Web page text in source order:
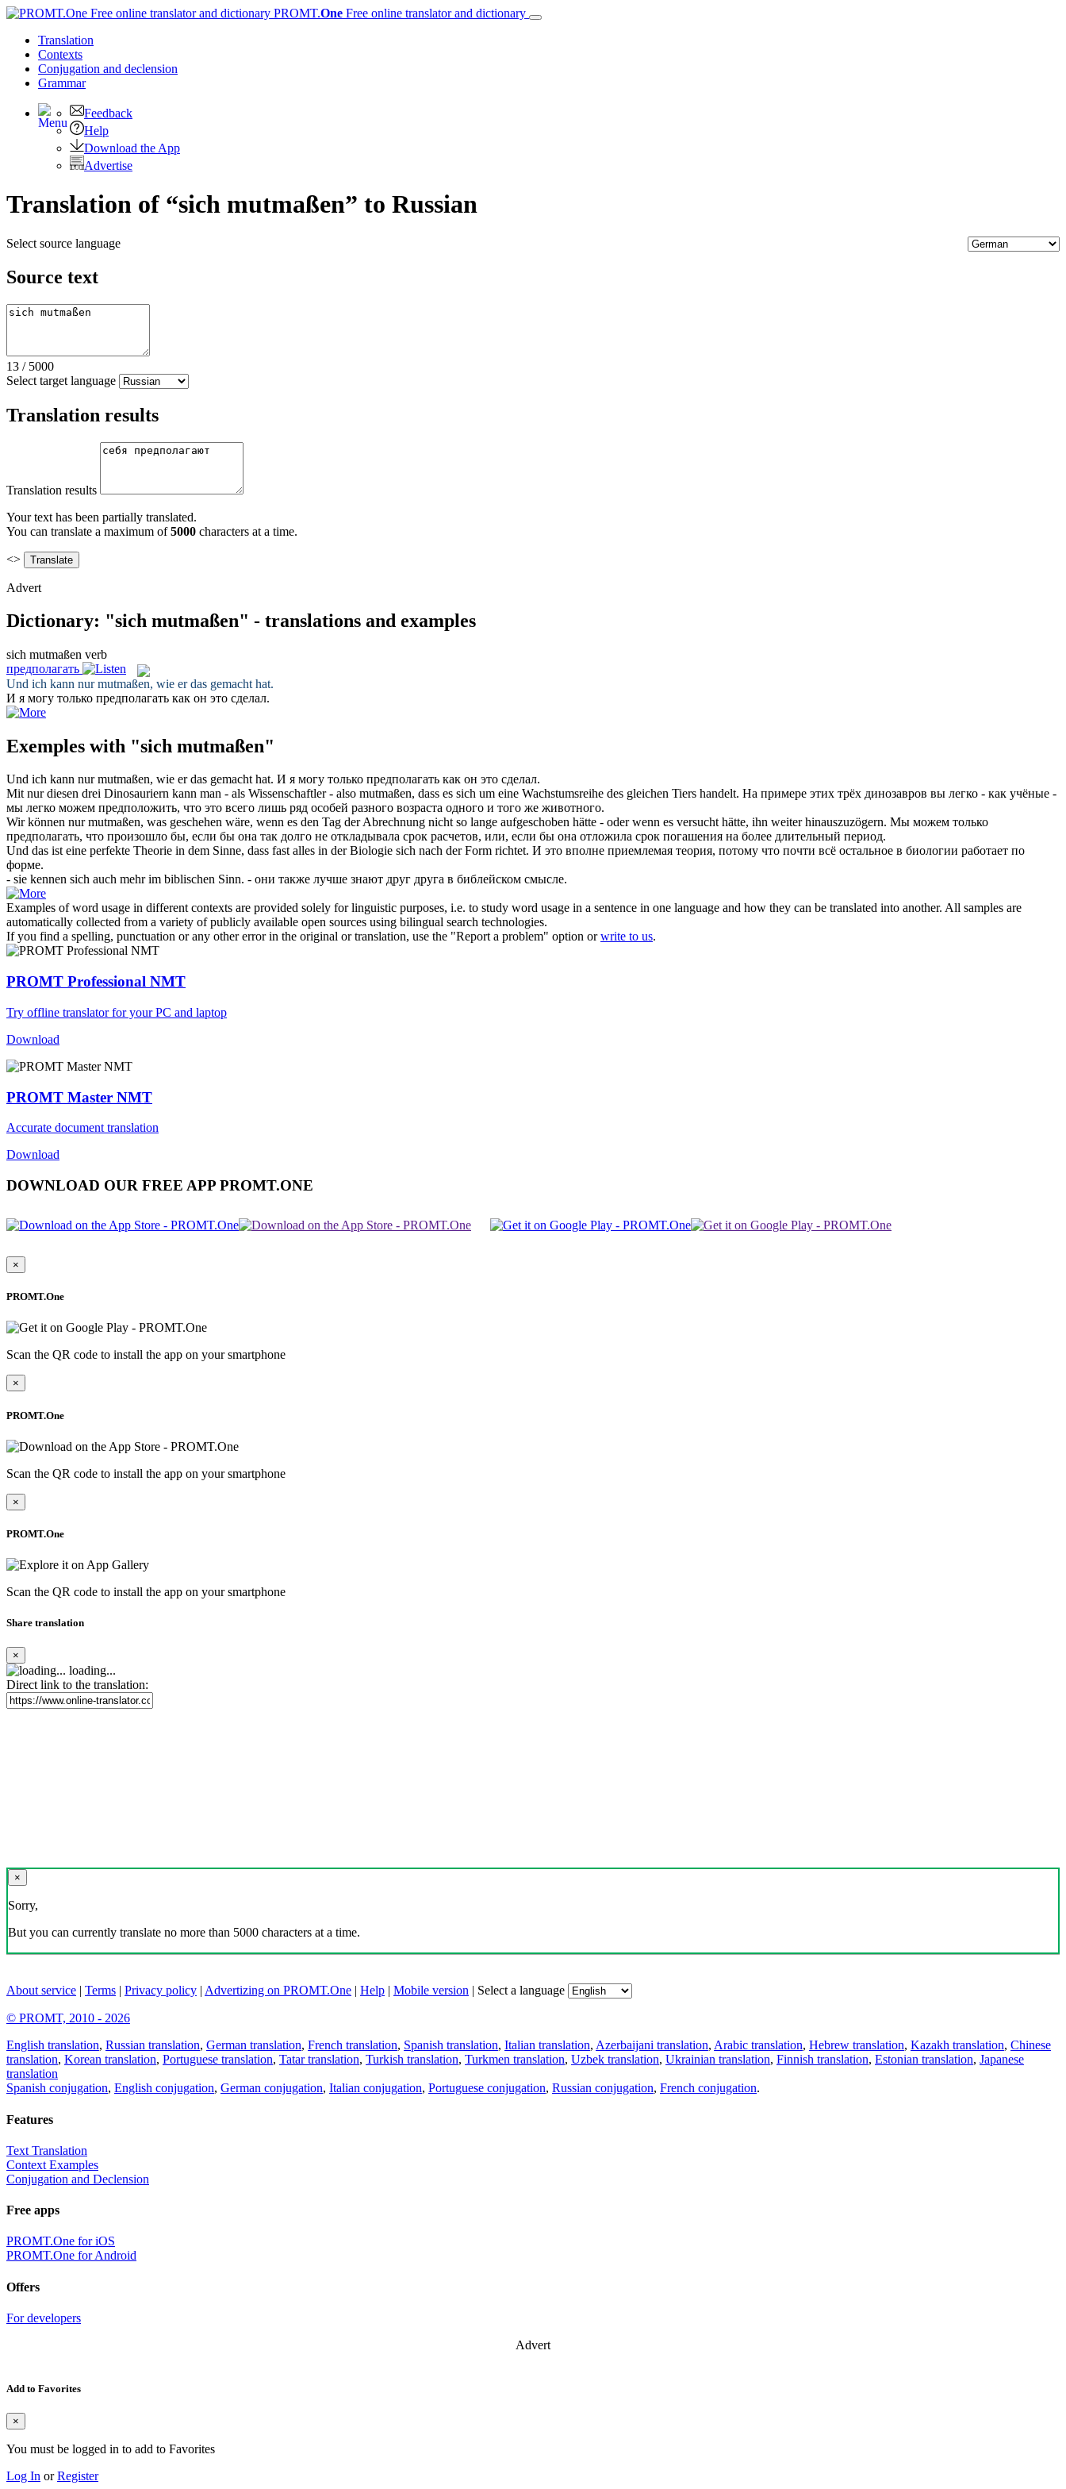
PROMT.One Free online translator and dictionary
Translation
Contexts
Conjugation and declension
Grammar
Feedback
Help
Download the App
Advertise
Translation of “sich mutmaßen” to Russian
Select source language
Source text
13 / 5000
Select target language
Translation results
Translation results
Your text has been partially translated.
You can translate a maximum of5000 characters at a time.
<>
Advert
Dictionary: "sich mutmaßen" - translations and examples
sich mutmaßen verb
предполагать
Und ich kann nurmutmaßen, wie er das gemacht hat.
И я могу только предполагать как он это сделал.
Exemples with "sich mutmaßen"
Und ich kann nurmutmaßen, wie er das gemacht hat. И я могу только предполагать как он это сделал.
Mit nur diesen drei Dinosauriern kann man - als Wissenschaftler - also mutmaßen, dass es sich um eine Wachstumsreihe des gleichen Tiers handelt. На примере этих трёх динозавров вы легко - как учёные -
мы легко можем предположить, что это всего лишь ряд особей разного возраста одного и того же животного.
Wir können nurmutmaßen, was geschehen wäre, wenn es den Tag der Abrechnung nicht so lange aufgeschoben hätte - oder wenn es versucht hätte, ihn weiter hinauszuzögern. Мы можем только
предполагать, что произошло бы, если бы она так долго не откладывала срок расчетов, или, если бы она отложила срок погашения на более длительный период.
Und das ist eine perfekte Theorie in dem Sinne, dass fast alles in der Biologie sich nach der Form richtet. И это вполне приемлемая теория, потому что почти всё остальное в биологии работает по
форме.
- sie kennen sich auch mehr im biblischen Sinn. - они также лучше знают друг друга в библейском смысле.
Examples of word usage in different contexts are provided solely for linguistic purposes, i.e. to study word usage in a sentence in one language and how they can be translated into another. All samples are
automatically collected from a variety of publicly available open sources using bilingual search technologies.
If you find a spelling, punctuation or any other error in the original or translation, use the "Report a problem" option orwrite to us.
PROMT Professional NMT
Try offline translator for your PC and laptop
Download
PROMT Master NMT
Accurate document translation
Download
DOWNLOAD OUR FREE APP PROMT.ONE
×
PROMT.One
Scan the QR code to install the app on your smartphone
×
PROMT.One
Scan the QR code to install the app on your smartphone
×
PROMT.One
Scan the QR code to install the app on your smartphone
Share translation
×
loading...
Direct link to the translation:
×
Sorry,
But you can currently translate no more than 5000 characters at a time.
About service | Terms | Privacy policy | Advertizing on PROMT.One | Help | Mobile version | Select a language
© PROMT, 2010 - 2026
English translation, Russian translation, German translation, French translation, Spanish translation, Italian translation, Azerbaijani translation, Arabic translation, Hebrew translation, Kazakh translation, Chinese
translation, Korean translation, Portuguese translation, Tatar translation, Turkish translation, Turkmen translation, Uzbek translation, Ukrainian translation, Finnish translation, Estonian translation, Japanese
translation
Spanish conjugation, English conjugation, German conjugation, Italian conjugation, Portuguese conjugation, Russian conjugation, French conjugation.
Features
Text Translation
Context Examples
Conjugation and Declension
Free apps
PROMT.One for iOS
PROMT.One for Android
Offers
For developers
Advert
Add to Favorites
×
You must be logged in to add to Favorites
Log In orRegister